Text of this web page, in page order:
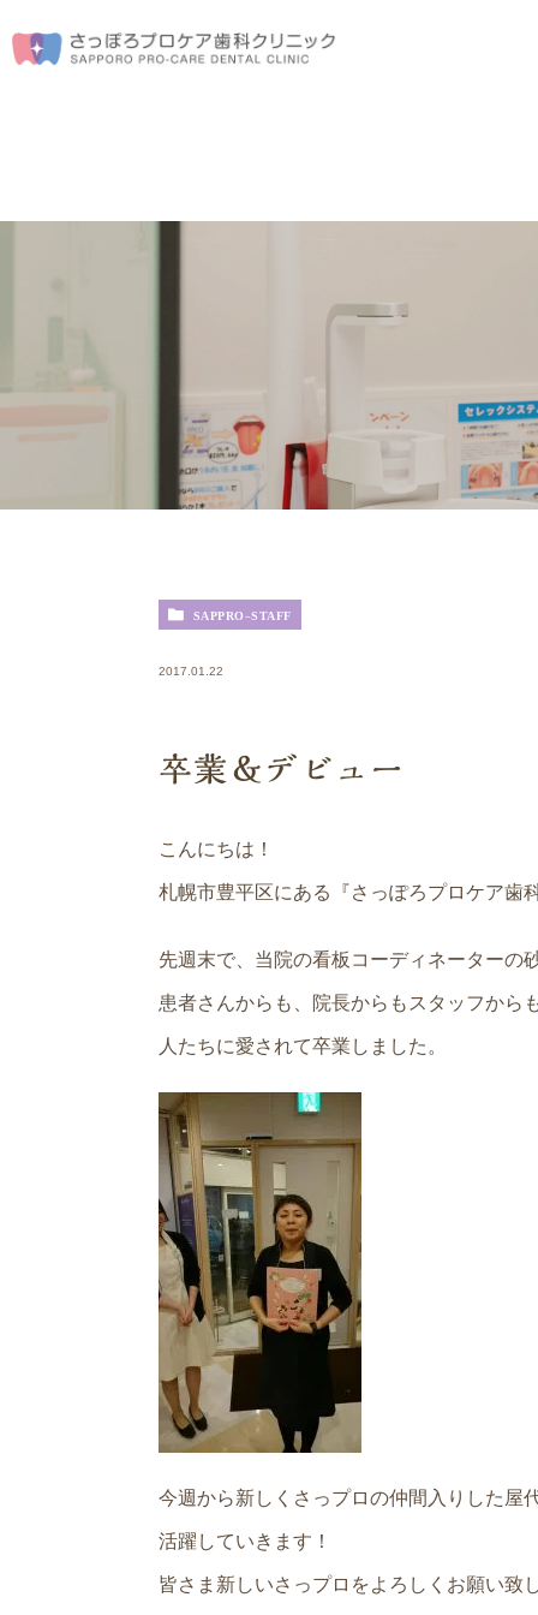
SAPPRO-STAFF
2017.01.22
卒業＆デビュー
こんにちは！
札幌市豊平区にある『さっぽろプロケア歯
先週末で、当院の看板コーディネーターの
患者さんからも、院長からもスタッフから
人たちに愛されて卒業しました。
今週から新しくさっプロの仲間入りした屋
活躍していきます！
皆さま新しいさっプロをよろしくお願い致